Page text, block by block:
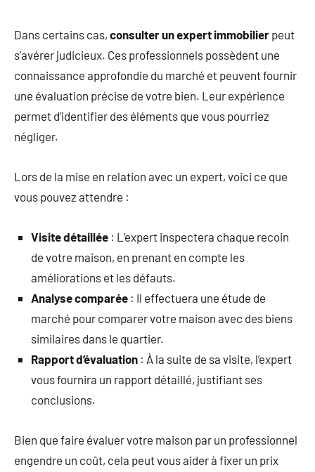
Dans certains cas, consulter un expert immobilier peut
s’avérer judicieux. Ces professionnels possèdent une
connaissance approfondie du marché et peuvent fournir
une évaluation précise de votre bien. Leur expérience
permet d’identifier des éléments que vous pourriez
négliger.
Lors de la mise en relation avec un expert, voici ce que
vous pouvez attendre :
Visite détaillée : L’expert inspectera chaque recoin
de votre maison, en prenant en compte les
améliorations et les défauts.
Analyse comparée : Il effectuera une étude de
marché pour comparer votre maison avec des biens
similaires dans le quartier.
Rapport d’évaluation : À la suite de sa visite, l’expert
vous fournira un rapport détaillé, justifiant ses
conclusions.
Bien que faire évaluer votre maison par un professionnel
engendre un coût, cela peut vous aider à fixer un prix